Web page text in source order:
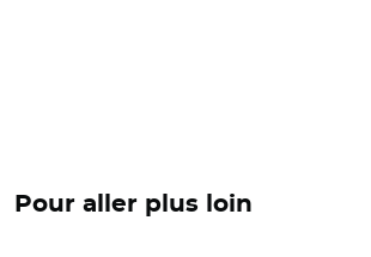
Pour aller plus loin